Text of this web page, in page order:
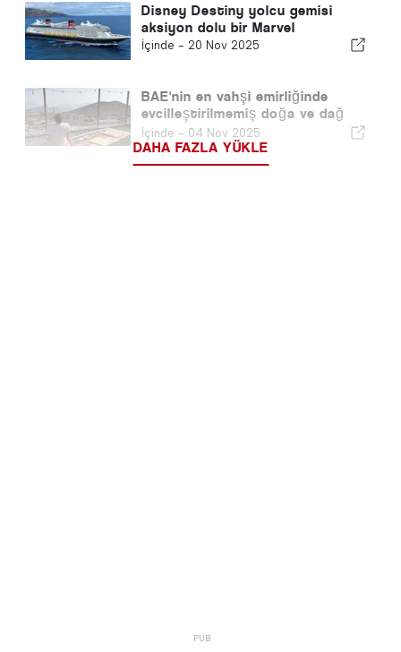
Disney Destiny yolcu gemisi
aksiyon dolu bir Marvel
İçinde - 20 Nov 2025
BAE'nin en vahşi emirliğinde
evcilleştirilmemiş doğa ve dağ
zirveleri
İçinde - 04 Nov 2025
DAHA FAZLA YÜKLE